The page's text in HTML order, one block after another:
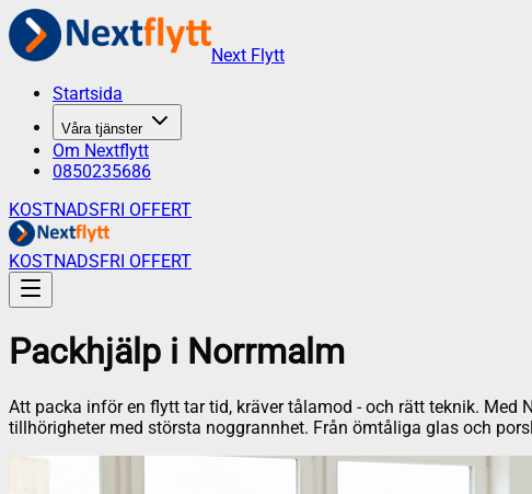
Next Flytt
Startsida
Våra tjänster
Om Nextflytt
0850235686
KOSTNADSFRI OFFERT
KOSTNADSFRI OFFERT
Packhjälp i Norrmalm
Att packa inför en flytt tar tid, kräver tålamod - och rätt teknik.
tillhörigheter med största noggrannhet. Från ömtåliga glas och